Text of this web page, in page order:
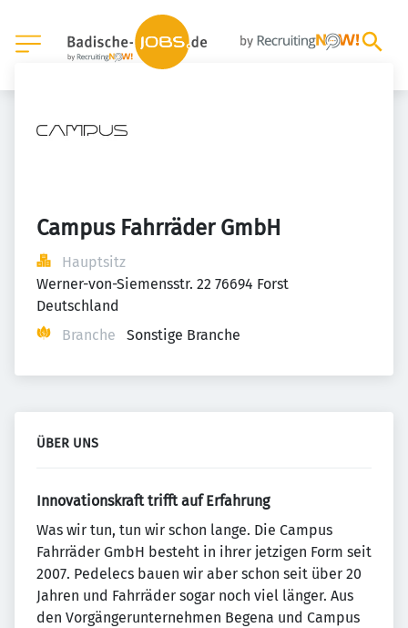
Campus Fahrräder GmbH
Hauptsitz
Werner-von-Siemensstr. 22 76694 Forst
Deutschland
Branche
Sonstige Branche
ÜBER UNS
Innovationskraft trifft auf Erfahrung
Was wir tun, tun wir schon lange. Die Campus
Fahrräder GmbH besteht in ihrer jetzigen Form seit
2007. Pedelecs bauen wir aber schon seit über 20
Jahren und Fahrräder sogar noch viel länger. Aus
den Vorgängerunternehmen Begena und Campus